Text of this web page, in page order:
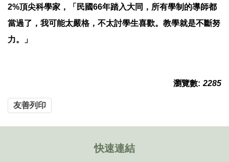
2%頂尖科學家，「民國66年踏入大同，所有學制的導師都
當過了，我可能太嚴格，不太討學生喜歡。教學就是不斷努
力。」
瀏覽數: 2285
友善列印
快速連結